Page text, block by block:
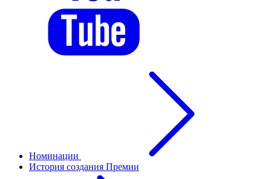
Номинации
История создания Премии